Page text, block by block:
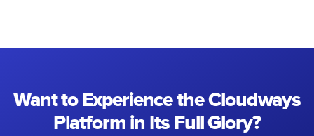
Want to Experience the Cloudways
Platform in Its Full Glory?